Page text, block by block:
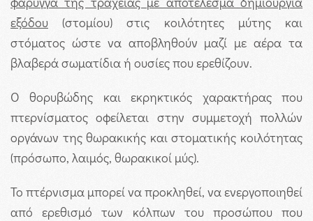
εξόδου (στομίου) στις κοιλότητες μύτης και
στόματος ώστε να αποβληθούν μαζί με αέρα τα
βλαβερά σωματίδια ή ουσίες που ερεθίζουν.
Ο θορυβώδης και εκρηκτικός χαρακτήρας που
πτερνίσματος οφείλεται στην συμμετοχή πολλών
οργάνων της θωρακικής και στοματικής κοιλότητας
(πρόσωπο, λαιμός, θωρακικοί μύς).
Το πτέρνισμα μπορεί να προκληθεί, να ενεργοποιηθεί
από ερεθισμό των κόλπων του προσώπου που